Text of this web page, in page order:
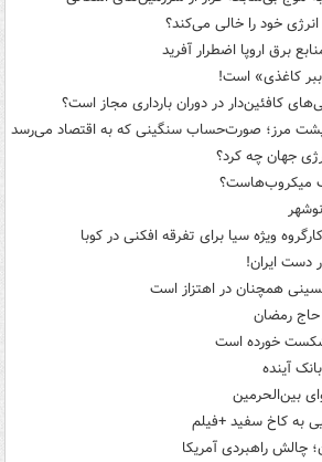
خود را خالی می‌کند؟
برق اروپا اضطرار آفرید
کاغذی» است!
کافئین‌دار در دوران بارداری مجاز است؟
مرز؛ صورت‌حساب سنگینی که به اقتصاد می‌رسد
جهان چه کرد؟
میکروب‌هاست؟
ویژه سیا برای تفرقه افکنی در کوبا
دست ایران!
همچنان در اهتزاز است
حاج رمضان
شکست خورده است
آینده
بین‌الحرمین
به کاخ سفید +فیلم
چالش راهبردی آمریکا